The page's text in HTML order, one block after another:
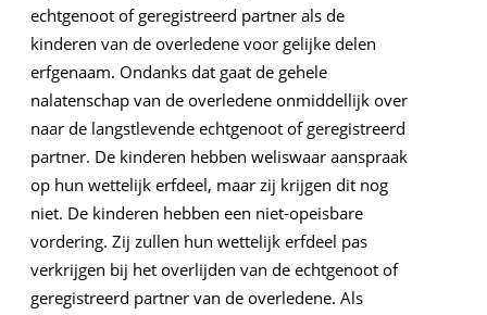
echtgenoot of geregistreerd partner als de
kinderen van de overledene voor gelijke delen
erfgenaam. Ondanks dat gaat de gehele
nalatenschap van de overledene onmiddellijk over
naar de langstlevende echtgenoot of geregistreerd
partner. De kinderen hebben weliswaar aanspraak
op hun wettelijk erfdeel, maar zij krijgen dit nog
niet. De kinderen hebben een niet-opeisbare
vordering. Zij zullen hun wettelijk erfdeel pas
verkrijgen bij het overlijden van de echtgenoot of
geregistreerd partner van de overledene. Als